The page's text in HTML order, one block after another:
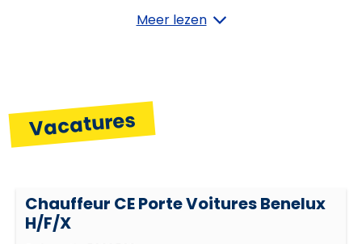
Plannen en organiseren
Resultaatgerichtheid
Meer lezen
Vacatures
Chauffeur CE Porte Voitures Benelux
H/F/X